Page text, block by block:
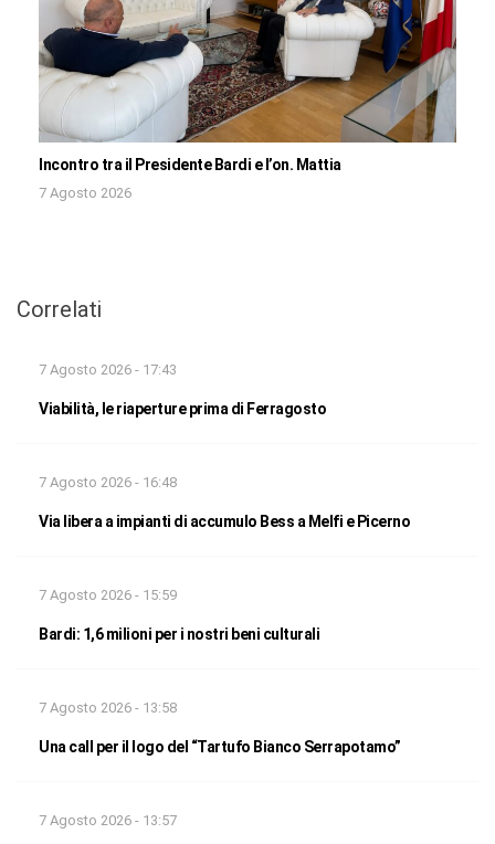
Incontro tra il Presidente Bardi e l’on. Mattia
7 Agosto 2026
Correlati
7 Agosto 2026 - 17:43
Viabilità, le riaperture prima di Ferragosto
7 Agosto 2026 - 16:48
Via libera a impianti di accumulo Bess a Melfi e Picerno
7 Agosto 2026 - 15:59
Bardi: 1,6 milioni per i nostri beni culturali
7 Agosto 2026 - 13:58
Una call per il logo del “Tartufo Bianco Serrapotamo”
7 Agosto 2026 - 13:57